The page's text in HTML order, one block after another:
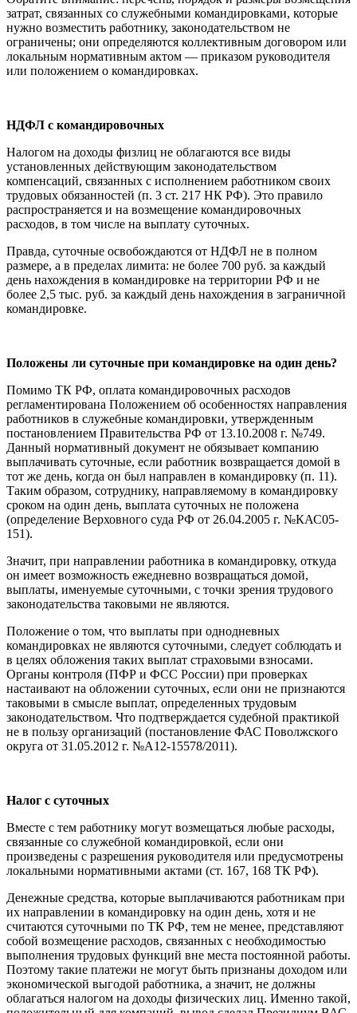
затрат, связанных со служебными командировками, которые
нужно возместить работнику, законодательством не
ограничены; они определяются коллективным договором или
локальным нормативным актом — приказом руководителя
или положением о командировках.
НДФЛ с командировочных
Налогом на доходы физлиц не облагаются все виды
установленных действующим законодательством
компенсаций, связанных с исполнением работником своих
трудовых обязанностей (п. 3 ст. 217 НК РФ). Это правило
распространяется и на возмещение командировочных
расходов, в том числе на выплату суточных.
Правда, суточные освобождаются от НДФЛ не в полном
размере, а в пределах лимита: не более 700 руб. за каждый
день нахождения в командировке на территории РФ и не
более 2,5 тыс. руб. за каждый день нахождения в заграничной
командировке.
Положены ли суточные при командировке на один день?
Помимо ТК РФ, оплата командировочных расходов
регламентирована Положением об особенностях направления
работников в служебные командировки, утвержденным
постановлением Правительства РФ от 13.10.2008 г. №749.
Данный нормативный документ не обязывает компанию
выплачивать суточные, если работник возвращается домой в
тот же день, когда он был направлен в командировку (п. 11).
Таким образом, сотруднику, направляемому в командировку
сроком на один день, выплата суточных не положена
(определение Верховного суда РФ от 26.04.2005 г. №КАС05-
151).
Значит, при направлении работника в командировку, откуда
он имеет возможность ежедневно возвращаться домой,
выплаты, именуемые суточными, с точки зрения трудового
законодательства таковыми не являются.
Положение о том, что выплаты при однодневных
командировках не являются суточными, следует соблюдать и
в целях обложения таких выплат страховыми взносами.
Органы контроля (ПФР и ФСС России) при проверках
настаивают на обложении суточных, если они не признаются
таковыми в смысле выплат, определенных трудовым
законодательством. Что подтверждается судебной практикой
не в пользу организаций (постановление ФАС Поволжского
округа от 31.05.2012 г. №А12-15578/2011).
Налог с суточных
Вместе с тем работнику могут возмещаться любые расходы,
связанные со служебной командировкой, если они
произведены с разрешения руководителя или предусмотрены
локальными нормативными актами (ст. 167, 168 ТК РФ).
Денежные средства, которые выплачиваются работникам при
их направлении в командировку на один день, хотя и не
считаются суточными по ТК РФ, тем не менее, представляют
собой возмещение расходов, связанных с необходимостью
выполнения трудовых функций вне места постоянной работы.
Поэтому такие платежи не могут быть признаны доходом или
экономической выгодой работника, а значит, не должны
облагаться налогом на доходы физических лиц. Именно такой,